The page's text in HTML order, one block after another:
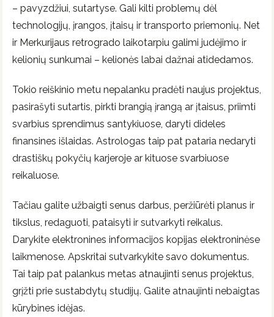
– pavyzdžiui, sutartyse. Gali kilti problemų dėl
technologijų, įrangos, įtaisų ir transporto priemonių. Net
ir Merkurijaus retrogrado laikotarpiu galimi judėjimo ir
kelionių sunkumai – kelionės labai dažnai atidedamos.
Tokio reiškinio metu nepalanku pradėti naujus projektus,
pasirašyti sutartis, pirkti brangią įrangą ar įtaisus, priimti
svarbius sprendimus santykiuose, daryti dideles
finansines išlaidas. Astrologas taip pat pataria nedaryti
drastiškų pokyčių karjeroje ar kituose svarbiuose
reikaluose.
Tačiau galite užbaigti senus darbus, peržiūrėti planus ir
tikslus, redaguoti, pataisyti ir sutvarkyti reikalus.
Darykite elektronines informacijos kopijas elektroninėse
laikmenose. Apskritai sutvarkykite savo dokumentus.
Tai taip pat palankus metas atnaujinti senus projektus,
grįžti prie sustabdytų studijų. Galite atnaujinti nebaigtas
kūrybines idėjas.